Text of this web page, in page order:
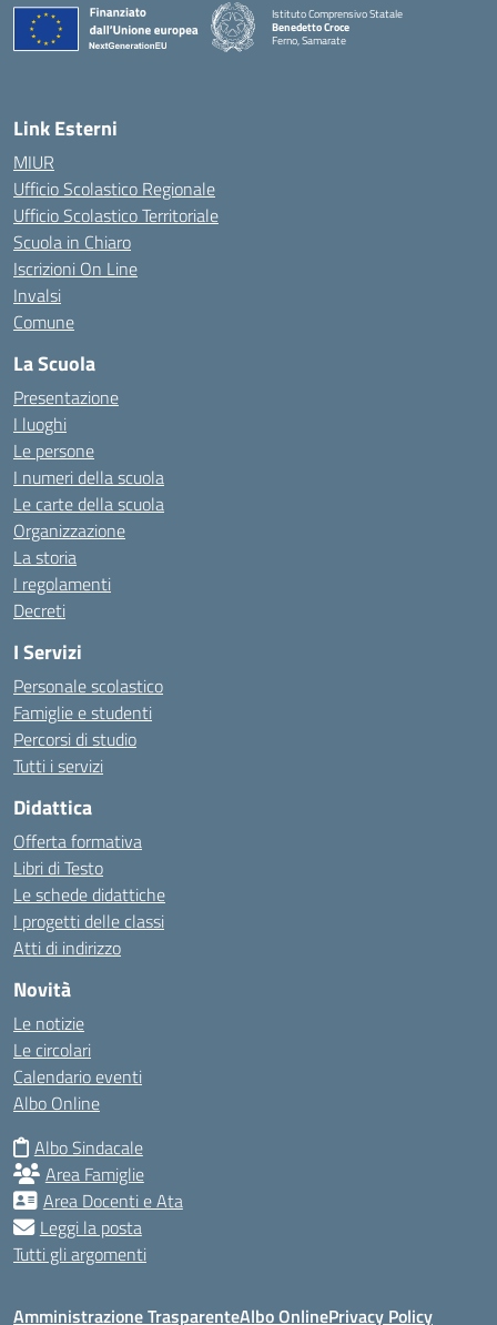
Istituto Comprensivo Statale
Benedetto Croce
Ferno, Samarate
Link Esterni
MIUR
Ufficio Scolastico Regionale
Ufficio Scolastico Territoriale
Scuola in Chiaro
Iscrizioni On Line
Invalsi
Comune
La Scuola
Presentazione
I luoghi
Le persone
I numeri della scuola
Le carte della scuola
Organizzazione
La storia
I regolamenti
Decreti
I Servizi
Personale scolastico
Famiglie e studenti
Percorsi di studio
Tutti i servizi
Didattica
Offerta formativa
Libri di Testo
Le schede didattiche
I progetti delle classi
Atti di indirizzo
Novità
Le notizie
Le circolari
Calendario eventi
Albo Online
Albo Sindacale
Area Famiglie
Area Docenti e Ata
Leggi la posta
Tutti gli argomenti
Amministrazione TrasparenteAlbo OnlinePrivacy Policy